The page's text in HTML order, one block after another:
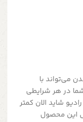
می‌تواند با
در هر شرایطی
شاید الان کمتر
این محصول